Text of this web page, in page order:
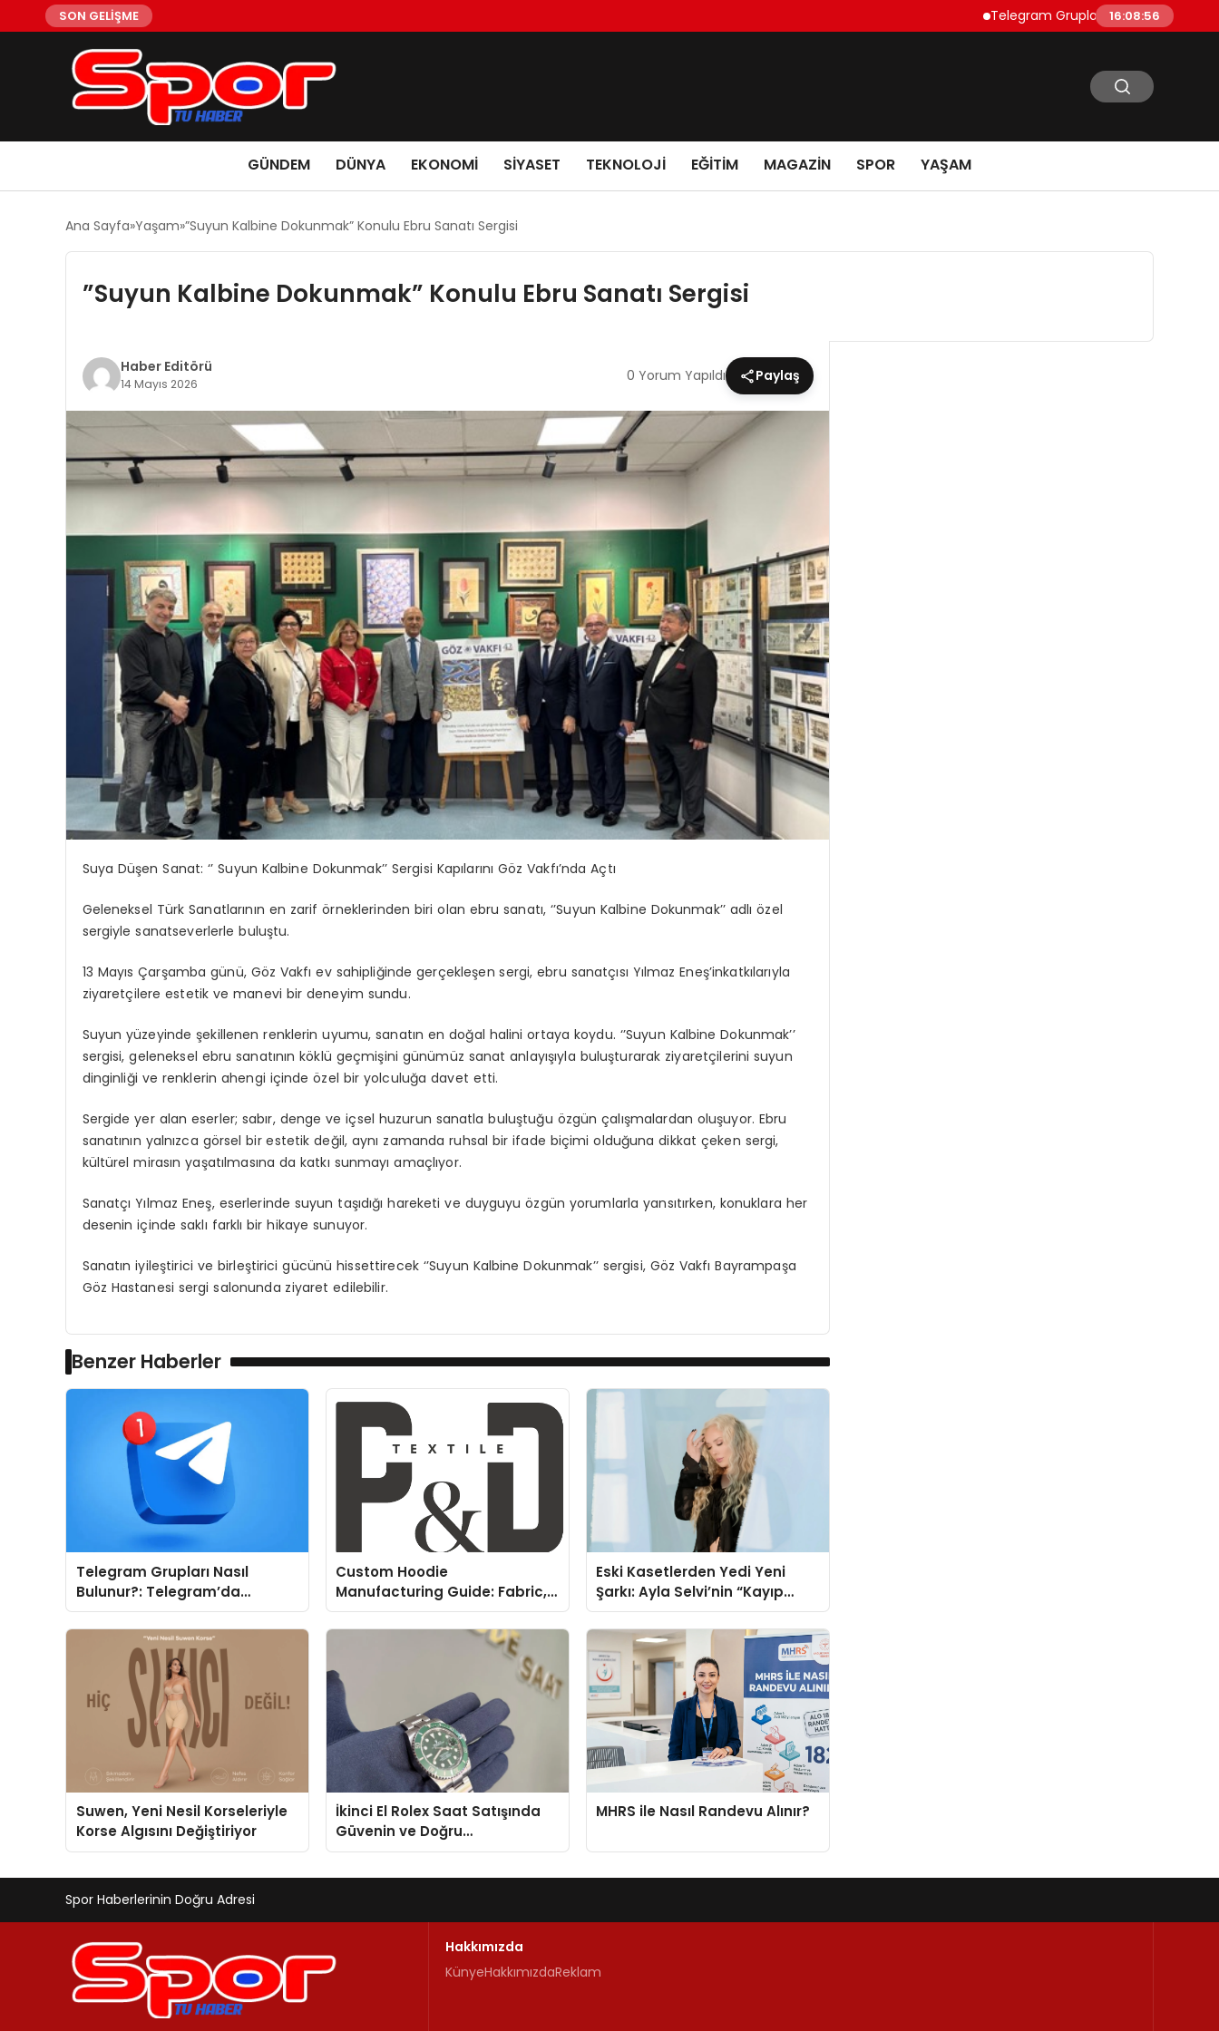
SON GELİŞME Telegram Grupları Nasıl Bulunur?:
16:08:57
GÜNDEM DÜNYA EKONOMI SIYASET TEKNOLOJI EĞITIM MAGAZIN SPOR YAŞAM
Ana Sayfa Yaşam ”Suyun Kalbine Dokunmak” Konulu Ebru Sanatı Sergisi
”Suyun Kalbine Dokunmak” Konulu Ebru Sanatı Sergisi
Haber Editörü
14 Mayıs 2026 0 Yorum Yapıldı Paylaş
Suya Düşen Sanat: ‘’ Suyun Kalbine Dokunmak’’ Sergisi Kapılarını Göz Vakfı’nda Açtı
Geleneksel Türk Sanatlarının en zarif örneklerinden biri olan ebru sanatı, ‘’Suyun Kalbine Dokunmak’’ adlı özel
sergiyle sanatseverlerle buluştu.
13 Mayıs Çarşamba günü, Göz Vakfı ev sahipliğinde gerçekleşen sergi, ebru sanatçısı YılmazEneş’inkatkılarıyla
ziyaretçilere estetik ve manevi bir deneyim sundu.
Suyun yüzeyinde şekillenen renklerin uyumu, sanatın en doğal halini ortaya koydu. ‘’Suyun Kalbine Dokunmak’’
sergisi, geleneksel ebru sanatının köklü geçmişini günümüz sanat anlayışıyla buluşturarak ziyaretçilerini suyun
dinginliği ve renklerin ahengi içinde özel bir yolculuğa davet etti.
Sergide yer alan eserler; sabır, denge ve içsel huzurun sanatla buluştuğu özgün çalışmalardan oluşuyor. Ebru
sanatının yalnızca görsel bir estetik değil, aynı zamanda ruhsal bir ifade biçimi olduğuna dikkat çeken sergi,
kültürel mirasın yaşatılmasına da katkı sunmayı amaçlıyor.
Sanatçı Yılmaz Eneş, eserlerinde suyun taşıdığı hareketi ve duyguyu özgün yorumlarla yansıtırken, konuklara her
desenin içinde saklı farklı birhikaye sunuyor.
Sanatın iyileştirici ve birleştirici gücünü hissettirecek ‘’Suyun Kalbine Dokunmak’’ sergisi, Göz Vakfı Bayrampaşa
Göz Hastanesi sergi salonunda ziyaret edilebilir.
Benzer Haberler
Telegram Grupları Nasıl
Bulunur?: Telegram’da
Topluluk Deneyimini
Geliştirmek
Custom Hoodie
Manufacturing Guide: Fabric,
Fit and Printing Options
Eski Kasetlerden Yedi Yeni
Şarkı: Ayla Selvi’nin “Kayıp
Kasetler 1” Albümü 31
Temmuz’da Çıktı
Suwen, Yeni Nesil Korseleriyle
Korse Algısını Değiştiriyor
İkinci El Rolex Saat Satışında
Güvenin ve Doğru
Değerlemenin Adresi
MHRS ile Nasıl Randevu Alınır?
Spor Haberlerinin Doğru Adresi
Hakkımızda
KünyeHakkımızdaReklam